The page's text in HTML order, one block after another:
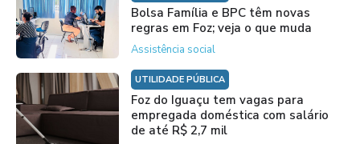
Bolsa Família e BPC têm novas
regras em Foz; veja o que muda
Assistência social
UTILIDADE PÚBLICA
Foz do Iguaçu tem vagas para
empregada doméstica com salário
de até R$ 2,7 mil